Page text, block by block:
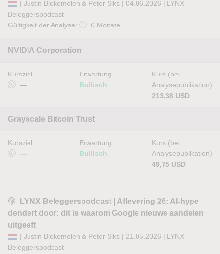
| Justin Blekemolen & Peter Siks | 04.06.2026 | LYNX
Beleggerspodcast
Gültigkeit der Analyse:
6 Monate
NVIDIA Corporation
Kursziel
—
Erwartung
Bullisch
Kurs (bei
Analysepublikation)
213,38 USD
Grayscale Bitcoin Trust
Kursziel
—
Erwartung
Bullisch
Kurs (bei
Analysepublikation)
49,75 USD
LYNX Beleggerspodcast | Aflevering 26: AI-hype
dendert door: dit is waarom Google nieuwe aandelen
uitgeeft
| Justin Blekemolen & Peter Siks | 21.05.2026 | LYNX
Beleggerspodcast